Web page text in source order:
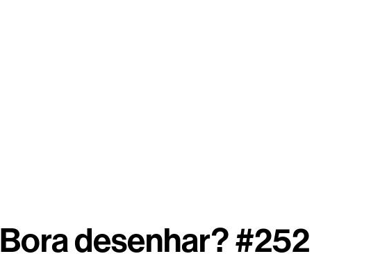
Bora desenhar? #252